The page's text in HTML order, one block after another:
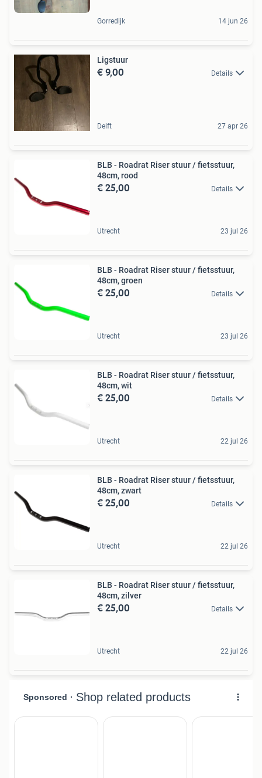
Gorredijk 14 jun 26
Ligstuur
€ 9,00 Details
Delft 27 apr 26
BLB - Roadrat Riser stuur / fietsstuur,
48cm, rood
€ 25,00 Details
Utrecht 23 jul 26
BLB - Roadrat Riser stuur / fietsstuur,
48cm, groen
€ 25,00 Details
Utrecht 23 jul 26
BLB - Roadrat Riser stuur / fietsstuur,
48cm, wit
€ 25,00 Details
Utrecht 22 jul 26
BLB - Roadrat Riser stuur / fietsstuur,
48cm, zwart
€ 25,00 Details
Utrecht 22 jul 26
BLB - Roadrat Riser stuur / fietsstuur,
48cm, zilver
€ 25,00 Details
Utrecht 22 jul 26